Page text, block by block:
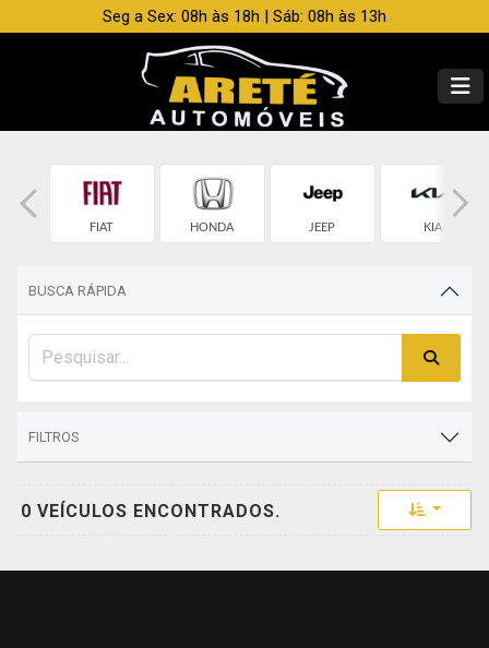
Seg a Sex: 08h às 18h | Sáb: 08h às 13h
FIAT HONDA JEEP KIA
BUSCA RÁPIDA
FILTROS
0 VEÍCULOS ENCONTRADOS. Toggle